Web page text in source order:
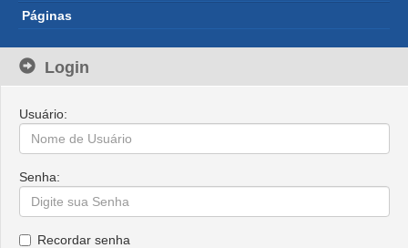
Páginas
Login
Usuário:
Senha:
Recordar senha